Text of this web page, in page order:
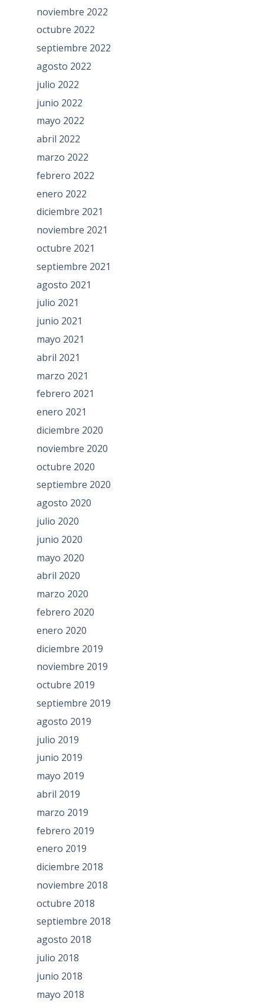
noviembre 2022
octubre 2022
septiembre 2022
agosto 2022
julio 2022
junio 2022
mayo 2022
abril 2022
marzo 2022
febrero 2022
enero 2022
diciembre 2021
noviembre 2021
octubre 2021
septiembre 2021
agosto 2021
julio 2021
junio 2021
mayo 2021
abril 2021
marzo 2021
febrero 2021
enero 2021
diciembre 2020
noviembre 2020
octubre 2020
septiembre 2020
agosto 2020
julio 2020
junio 2020
mayo 2020
abril 2020
marzo 2020
febrero 2020
enero 2020
diciembre 2019
noviembre 2019
octubre 2019
septiembre 2019
agosto 2019
julio 2019
junio 2019
mayo 2019
abril 2019
marzo 2019
febrero 2019
enero 2019
diciembre 2018
noviembre 2018
octubre 2018
septiembre 2018
agosto 2018
julio 2018
junio 2018
mayo 2018